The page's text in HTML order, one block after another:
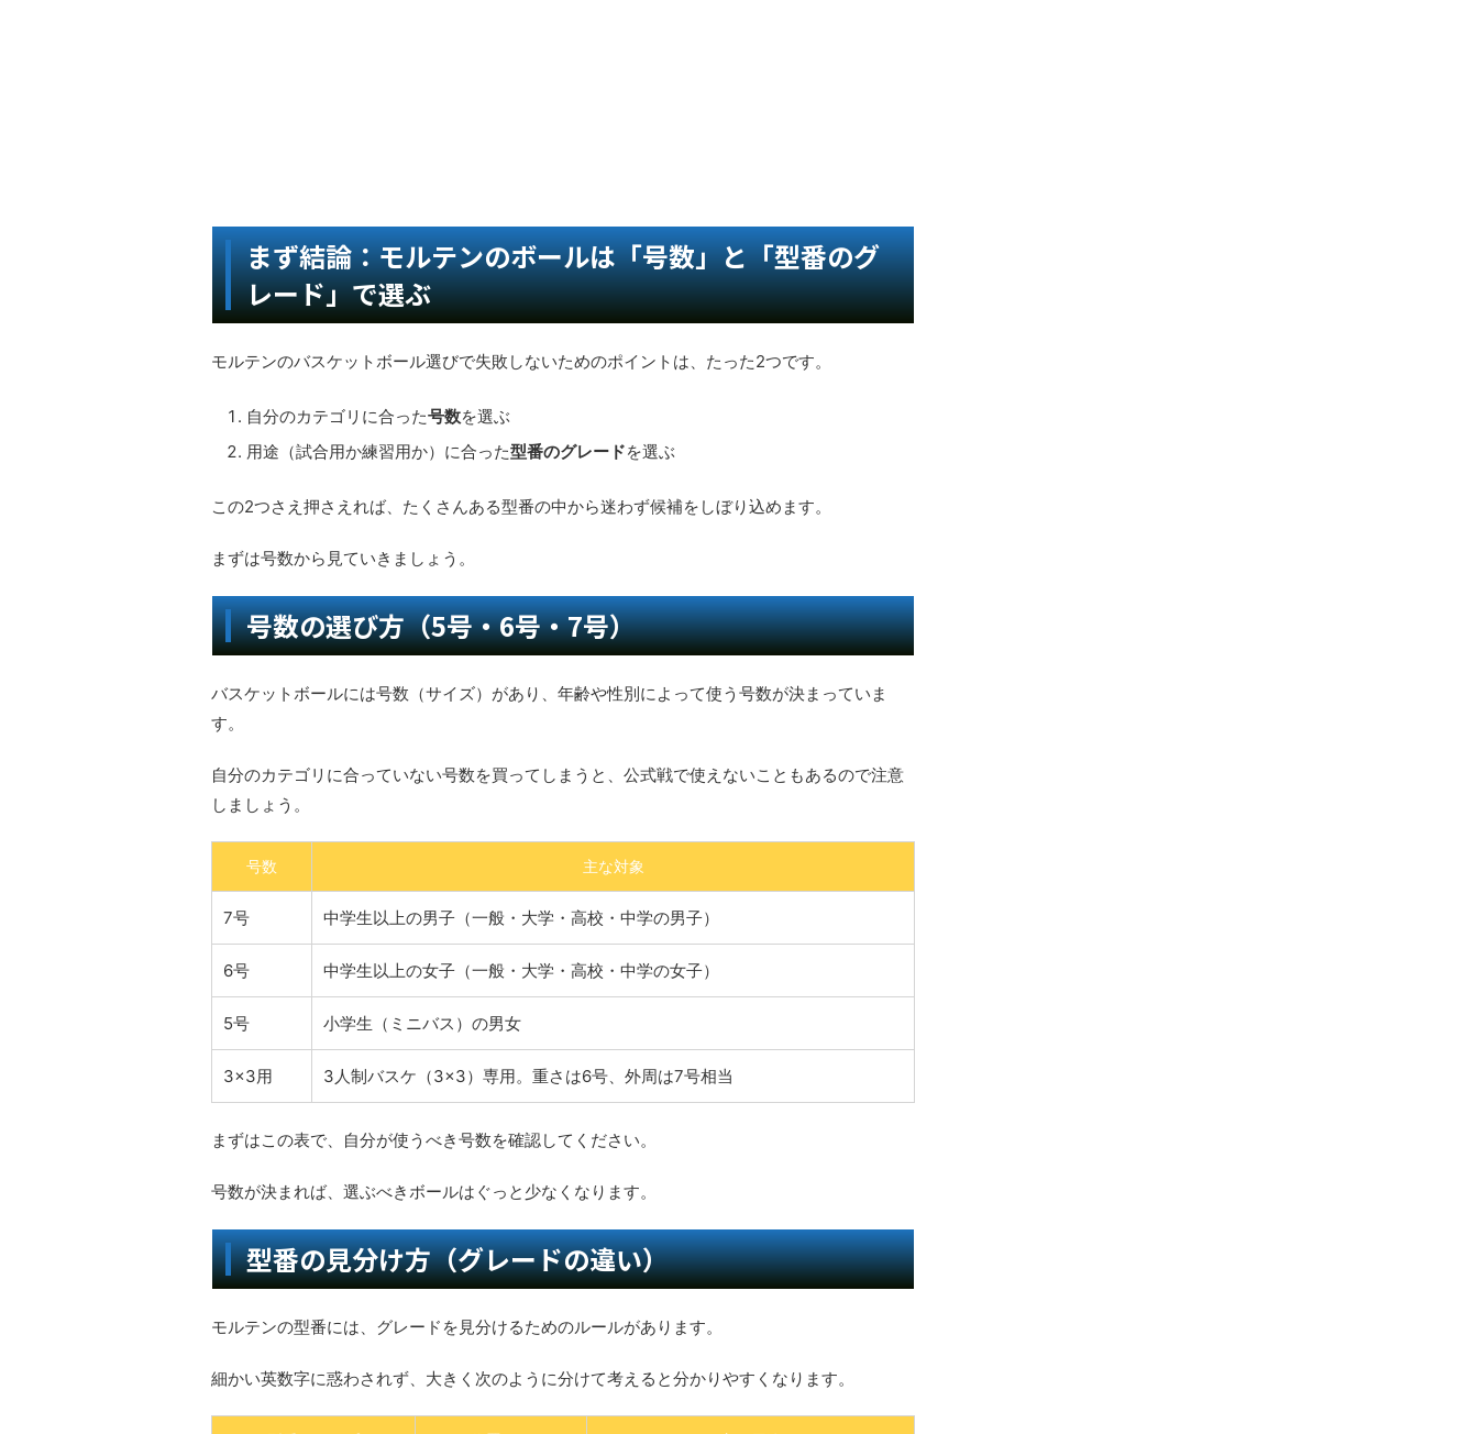
まず結論：モルテンのボールは「号数」と「型番のグ
レード」で選ぶ
モルテンのバスケットボール選びで失敗しないためのポイントは、たった2つです。
自分のカテゴリに合った号数を選ぶ
用途（試合用か練習用か）に合った型番のグレードを選ぶ
この2つさえ押さえれば、たくさんある型番の中から迷わず候補をしぼり込めます。
まずは号数から見ていきましょう。
号数の選び方（5号・6号・7号）
バスケットボールには号数（サイズ）があり、年齢や性別によって使う号数が決まっていま
す。
自分のカテゴリに合っていない号数を買ってしまうと、公式戦で使えないこともあるので注意
しましょう。
号数 主な対象
7号 中学生以上の男子（一般・大学・高校・中学の男子）
6号 中学生以上の女子（一般・大学・高校・中学の女子）
5号 小学生（ミニバス）の男女
3×3用 3人制バスケ（3×3）専用。重さは6号、外周は7号相当
まずはこの表で、自分が使うべき号数を確認してください。
号数が決まれば、選ぶべきボールはぐっと少なくなります。
型番の見分け方（グレードの違い）
モルテンの型番には、グレードを見分けるためのルールがあります。
細かい英数字に惑わされず、大きく次のように分けて考えると分かりやすくなります。